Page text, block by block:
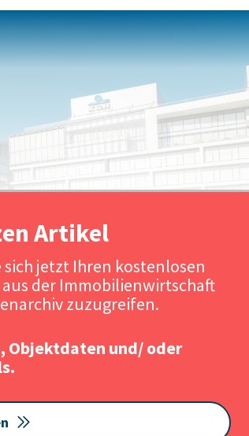
Quelle: CA
Artikel
jetzt Ihren kostenlosen
der Immobilienwirtschaft
zuzugreifen.
und/ oder